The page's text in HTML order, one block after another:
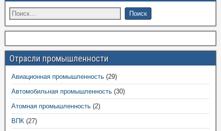
Отрасли промышленности
Авиационная промышленность (29)
Автомобильная промышленность (30)
Атомная промышленность (2)
ВПК (27)